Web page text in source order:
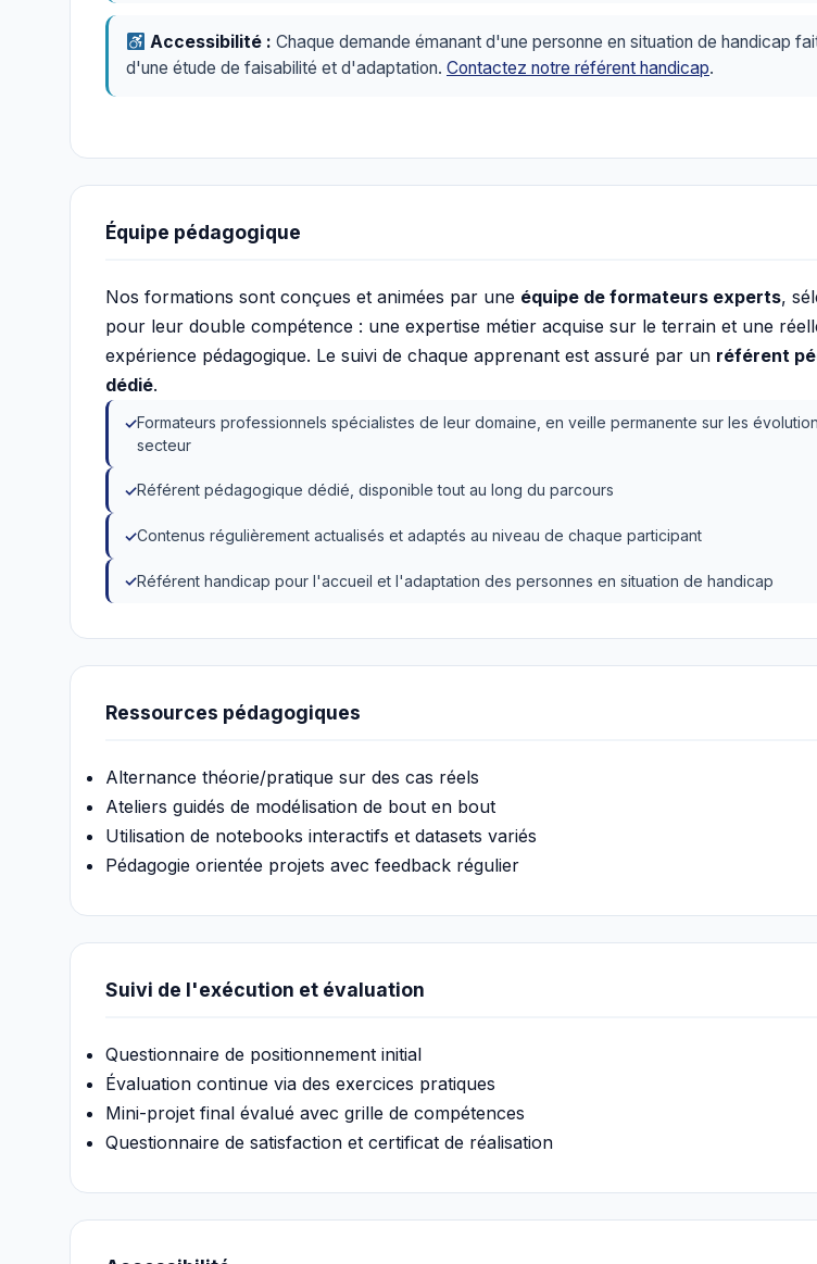
Accessibilité : Chaque demande émanant d'une personne en situation de handicap
d'une étude de faisabilité et d'adaptation. Contactez notre référent handicap.
Équipe pédagogique
Nos formations sont conçues et animées par une équipe de formateurs experts,
pour leur double compétence : une expertise métier acquise sur le terrain et une
expérience pédagogique. Le suivi de chaque apprenant est assuré par un référent
dédié.
Formateurs professionnels spécialistes de leur domaine, en veille permanente sur les
secteur
Référent pédagogique dédié, disponible tout au long du parcours
Contenus régulièrement actualisés et adaptés au niveau de chaque participant
Référent handicap pour l'accueil et l'adaptation des personnes en situation de handicap
Ressources pédagogiques
Alternance théorie/pratique sur des cas réels
Ateliers guidés de modélisation de bout en bout
Utilisation de notebooks interactifs et datasets variés
Pédagogie orientée projets avec feedback régulier
Suivi de l'exécution et évaluation
Questionnaire de positionnement initial
Évaluation continue via des exercices pratiques
Mini-projet final évalué avec grille de compétences
Questionnaire de satisfaction et certificat de réalisation